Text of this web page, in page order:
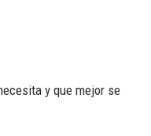
y que mejor se